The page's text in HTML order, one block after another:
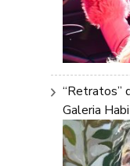
“Retratos”
Galeria